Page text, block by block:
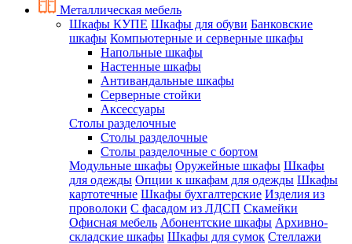
Металлическая мебель
Шкафы КУПЕ Шкафы для обуви Банковские
шкафы Компьютерные и серверные шкафы
Напольные шкафы
Настенные шкафы
Антивандальные шкафы
Серверные стойки
Аксессуары
Столы разделочные
Столы разделочные
Столы разделочные с бортом
Модульные шкафы Оружейные шкафы Шкафы
для одежды Опции к шкафам для одежды Шкафы
картотечные Шкафы бухгалтерские Изделия из
проволоки С фасадом из ЛДСП Скамейки
Офисная мебель Абонентские шкафы Архивно-
складские шкафы Шкафы для сумок Стеллажи